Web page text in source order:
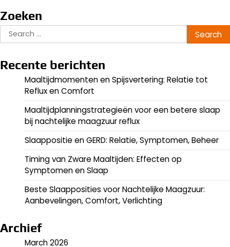
Zoeken
Search
for:
Recente berichten
Maaltijdmomenten en Spijsvertering: Relatie tot
Reflux en Comfort
Maaltijdplanningstrategieën voor een betere slaap
bij nachtelijke maagzuur reflux
Slaappositie en GERD: Relatie, Symptomen, Beheer
Timing van Zware Maaltijden: Effecten op
Symptomen en Slaap
Beste Slaapposities voor Nachtelijke Maagzuur:
Aanbevelingen, Comfort, Verlichting
Archief
March 2026